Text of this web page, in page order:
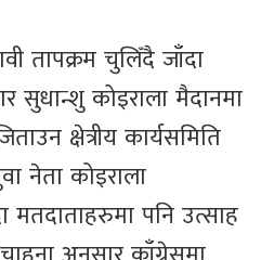
तापक्रम चुलिँदै जाँदा
सुधान्शु कोइराला मैदानमा
क्षेत्रीय कार्यसमिति
नेता कोइराला
मतदाताहरुमा पनि उत्साह